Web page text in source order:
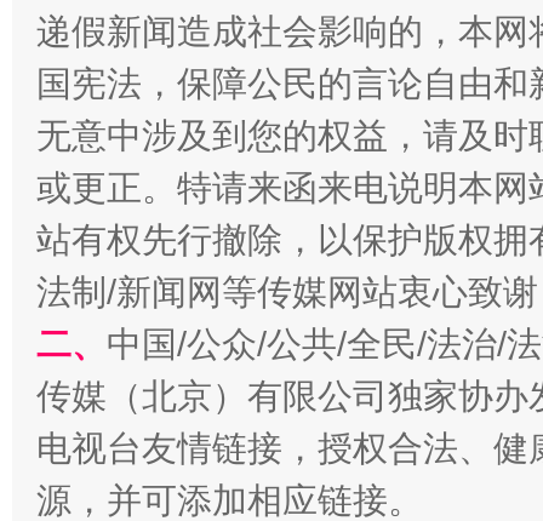
以产业富民促振兴 酒驾
从幼儿园到大学，有这些资助
递假新闻造成社会影响的，本
国宪法，保障公民的言论自由
无意中涉及到您的权益，请及
或更正。特请来函来电说明本
站有权先行撤除，以保护版权
法制/新闻网等传媒网站衷心致
二、 中国/公众/公共/全民/法治/
传媒（北京）有限公司独家协
电视台友情链接，授权合法、
源，并可添加相应链接。